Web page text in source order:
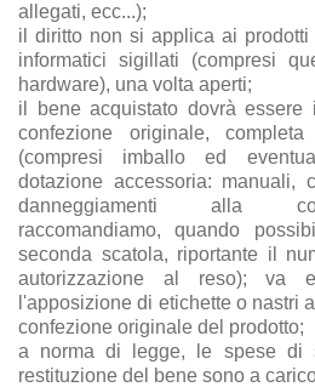
allegati, ecc...);
il diritto non si applica ai
informatici sigillati (compresi
hardware), una volta aperti;
il bene acquistato dovrà essere
confezione originale,
(compresi imballo ed
dotazione accessoria: manuali,
danneggiamenti alla
raccomandiamo, quando
seconda scatola, riportante il
autorizzazione al reso);
l'apposizione di etichette o nastri
confezione originale del prodotto;
a norma di legge, le spese di
restituzione del bene sono a